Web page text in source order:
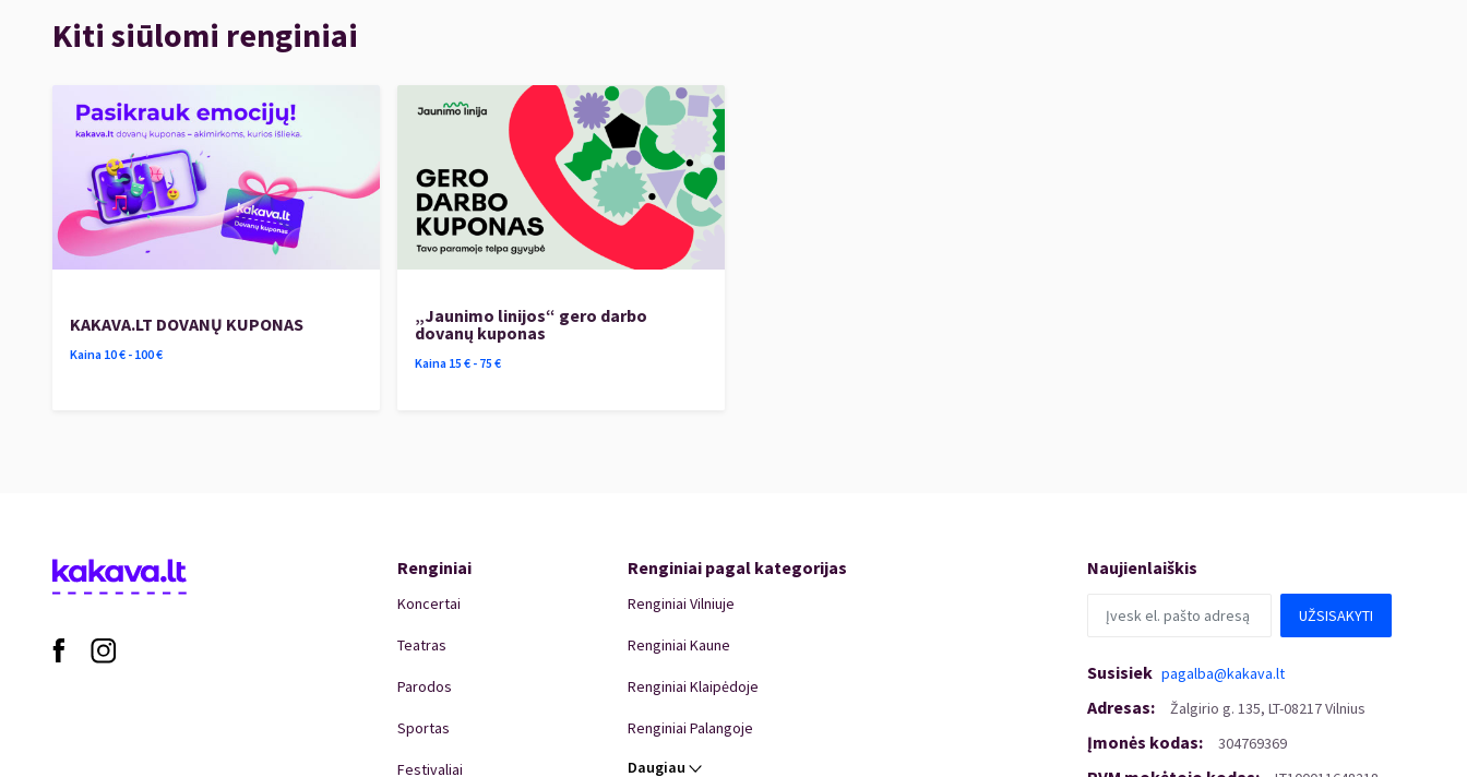
Kiti siūlomi renginiai
KAKAVA.LT DOVANŲ KUPONAS
Kaina 10€ - 100€
„Jaunimo linijos“ gero darbo
dovanų kuponas
Kaina 15 € - 75 €
Renginiai
Koncertai
Teatras
Parodos
Sportas
Festivaliai
Renginiai pagal kategorijas
Renginiai Vilniuje
Renginiai Kaune
Renginiai Klaipėdoje
Renginiai Palangoje
Renginiai Panevėžyje
Daugiau
Naujienlaiškis
UŽSISAKYTI
Susisiek pagalba@kakava.lt
Adresas: Žalgirio g. 135, LT-08217 Vilnius
Įmonės kodas: 304769369